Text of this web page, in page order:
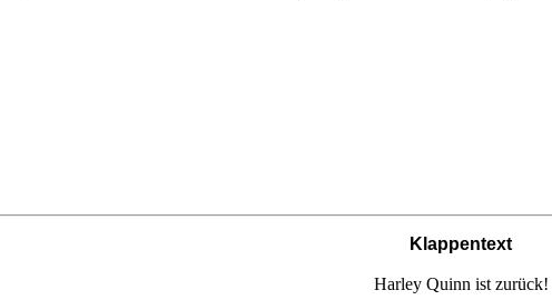
Klappentext
Harley Quinn ist zurück!